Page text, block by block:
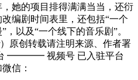
她的项目排得满满当当，还衍
编剧时间表里，还包括“一个
以及“一个线下的音乐剧”。
原创转载请注明来源、作者署
━━━━ 视频号 已入驻平台
信：